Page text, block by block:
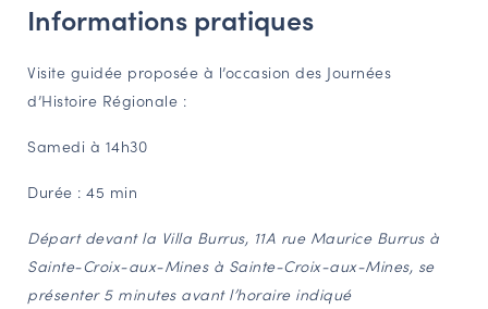
Informations pratiques
Visite guidée proposée à l’occasion des Journées
d’Histoire Régionale :
Samedi à 14h30
Durée : 45 min
Départ devant la Villa Burrus, 11A rue Maurice Burrus à
Sainte-Croix-aux-Mines à Sainte-Croix-aux-Mines, se
présenter 5 minutes avant l’horaire indiqué